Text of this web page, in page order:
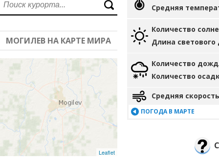
МОГИЛЕВ НА КАРТЕ МИРА
Leaflet
Средняя
Количество
Длина светового
Количество
Количество
Средняя
ПОГОДА В МАРТЕ